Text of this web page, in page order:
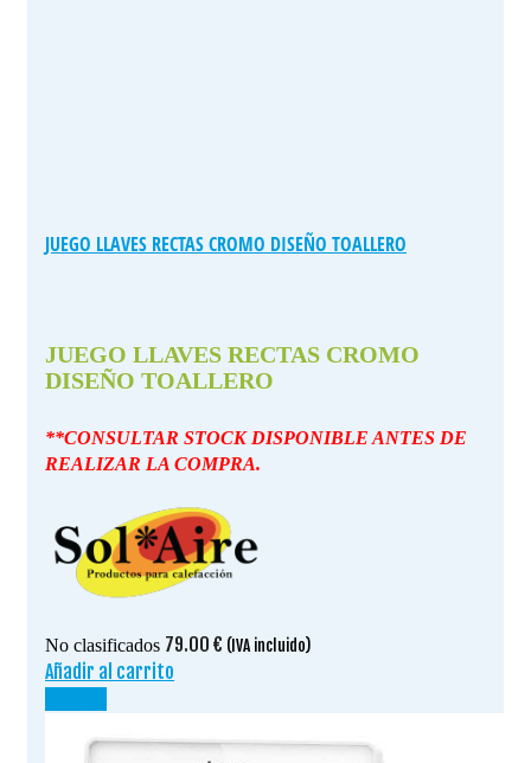
JUEGO LLAVES RECTAS CROMO DISEÑO TOALLERO
JUEGO LLAVES RECTAS CROMO
DISEÑO TOALLERO
**CONSULTAR STOCK DISPONIBLE ANTES DE
REALIZAR LA COMPRA.
No clasificados 79.00 € (IVA incluido)
Añadir al carrito